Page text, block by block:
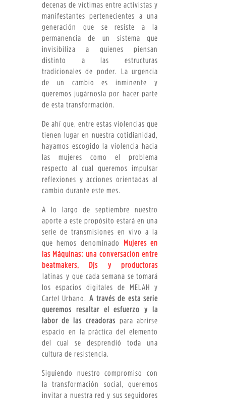
decenas de víctimas entre activistas y
manifestantes pertenecientes a una
generación que se resiste a la
permanencia de un sistema que
invisibiliza a quienes piensan
distinto a las estructuras
tradicionales de poder. La urgencia
de un cambio es inminente y
queremos jugárnosla por hacer parte
de esta transformación.
De ahí que, entre estas violencias que
tienen lugar en nuestra cotidianidad,
hayamos escogido la violencia hacia
las mujeres como el problema
respecto al cual queremos impulsar
reflexiones y acciones orientadas al
cambio durante este mes.
A lo largo de septiembre nuestro
aporte a este propósito estará en una
serie de transmisiones en vivo a la
que hemos denominado
Mujeres en
las Máquinas: una conversación entre
beatmakers, Djs y productoras
latinas y que cada semana se tomará
los espacios digitales de MELAH y
Cartel Urbano. A través de esta serie
queremos resaltar el esfuerzo y la
labor de las creadoraspara abrirse
espacio en la práctica del elemento
del cual se desprendió toda una
cultura de resistencia.
Siguiendo nuestro compromiso con
la transformación social, queremos
invitar a nuestra red y sus seguidores